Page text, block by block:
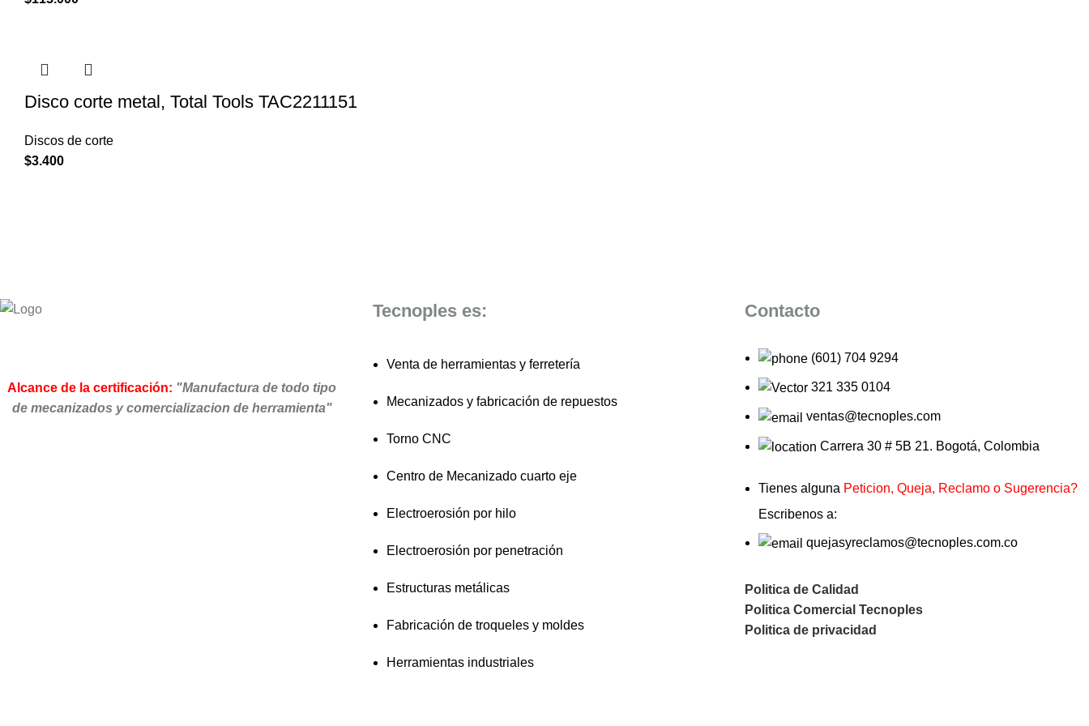
Disco corte metal, Total Tools TAC2211151
Discos de corte
$3.400
Alcance de la certificación: "Manufactura de todo tipo
de mecanizados y comercializacion de herramienta"
Tecnoples es:
Venta de herramientas y ferretería
Mecanizados y fabricación de repuestos
Torno CNC
Centro de Mecanizado cuarto eje
Electroerosión por hilo
Electroerosión por penetración
Estructuras metálicas
Fabricación de troqueles y moldes
Herramientas industriales
Contacto
(601) 704 9294
321 335 0104
ventas@tecnoples.com
Carrera 30 # 5B 21. Bogotá, Colombia
Tienes alguna Peticion, Queja, Reclamo o Sugerencia?
Escribenos a:
quejasyreclamos@tecnoples.com.co
Politica de Calidad
Politica Comercial Tecnoples
Politica de privacidad